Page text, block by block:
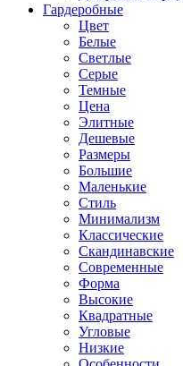
Гардеробные
Цвет
Белые
Светлые
Серые
Темные
Цена
Элитные
Дешевые
Размеры
Большие
Маленькие
Стиль
Минимализм
Классические
Скандинавские
Современные
Форма
Высокие
Квадратные
Угловые
Низкие